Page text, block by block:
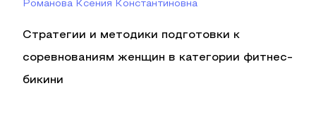
Романова Ксения Константиновна
Стратегии и методики подготовки к
соревнованиям женщин в категории фитнес-
бикини